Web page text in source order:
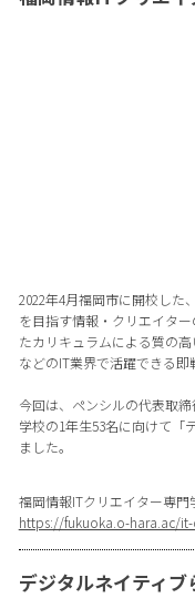
2022年4月福岡市に開校した
を目指す情報・クリエイタ
たカリキュラムによる質の
などのIT業界で活躍できる即
今回は、ペンシルの代表取
学校の1年生53名に向けて「
ました。
福岡情報ITクリエイター専門
https://fukuoka.o-hara.ac/
デジタルネイティブ